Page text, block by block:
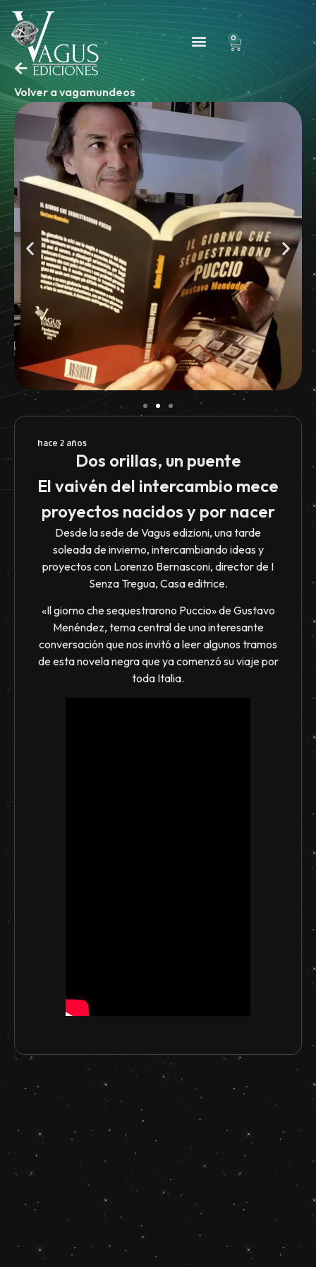
0
Volver a vagamundeos
hace 2 años
Dos orillas, un puente
El vaivén del intercambio mece
proyectos nacidos y por nacer
Desde la sede de Vagus edizioni, una tarde
soleada de invierno, intercambiando ideas y
proyectos con Lorenzo Bernasconi, director de I
Senza Tregua, Casa editrice.
«Il giorno che sequestrarono Puccio» de Gustavo
Menéndez, tema central de una interesante
conversación que nos invitó a leer algunos tramos
de esta novela negra que ya comenzó su viaje por
toda Italia.